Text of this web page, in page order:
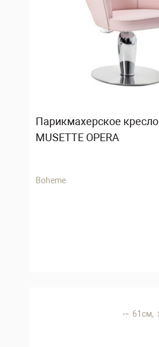
Парикмахерское кресло
MUSETTE OPERA
Boheme
61 см,